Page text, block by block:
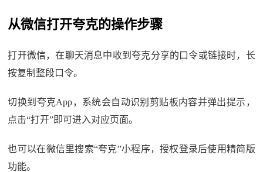
从微信打开夸克的操作步骤
打开微信，在聊天消息中收到夸克分享的口令或链接时，长
按复制整段口令。
切换到夸克App，系统会自动识别剪贴板内容并弹出提示，
点击“打开”即可进入对应页面。
也可以在微信里搜索“夸克”小程序，授权登录后使用精简版
功能。